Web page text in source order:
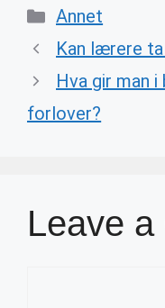
Categories
Annet
Kan lærere
Hva gir man
forlover?
Leave